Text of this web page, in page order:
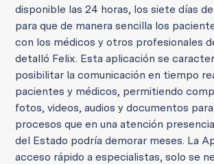
disponible las 24 horas, los siete días
para que de manera sencilla los
con los médicos y otros profesionales
detalló Felix. Esta aplicación se
posibilitar la comunicación en tiempo
pacientes y médicos, permitiendo
fotos, videos, audios y documentos
procesos que en una atención
del Estado podría demorar meses. La
acceso rápido a especialistas, solo se